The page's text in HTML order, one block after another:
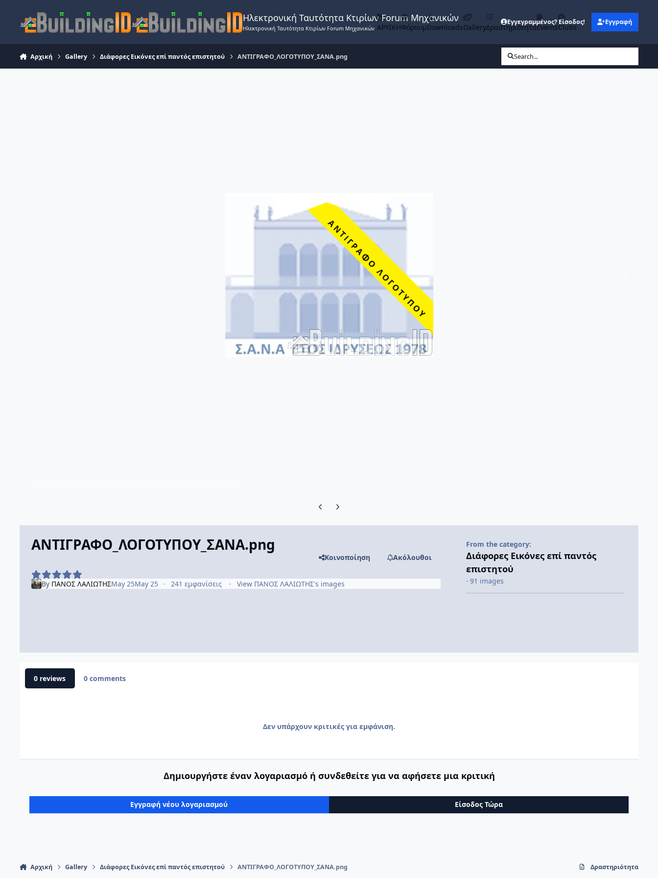
Ηλεκτρονική Ταυτότητα Κτιρίων Forum Μηχανικών
Ηλεκτρονική Ταυτότητα Κτιρίων Forum Μηχανικών ΑΡΧΙΚΗΦόρουμDownloadsGalleryΔραστηριότηταEventsClubs
Εγγεγραμμένος? Είσοδος! Εγγραφή
Αρχική Gallery Διάφορες Εικόνες επί παντός επιστητού ΑΝΤΙΓΡΑΦΟ_ΛΟΓΟΤΥΠΟΥ_ΣΑΝΑ.png Search...
Previous carousel slide
Next carousel slide
ΑΝΤΙΓΡΑΦΟ_ΛΟΓΟΤΥΠΟΥ_ΣΑΝΑ.png
Κοινοποίηση Ακόλουθοι
By ΠΑΝΟΣ ΛΑΛΙΩΤΗΣMay 25May 25 241 εμφανίσεις View ΠΑΝΟΣ ΛΑΛΙΩΤΗΣ's images
From the category:
Διάφορες Εικόνες επί παντός
επιστητού
· 91 images
0 reviews 0 comments
Δεν υπάρχουν κριτικές για εμφάνιση.
Δημιουργήστε έναν λογαριασμό ή συνδεθείτε για να αφήσετε μια κριτική
Εγγραφή νέου λογαριασμού Είσοδος Τώρα
Αρχική Gallery Διάφορες Εικόνες επί παντός επιστητού ΑΝΤΙΓΡΑΦΟ_ΛΟΓΟΤΥΠΟΥ_ΣΑΝΑ.png Δραστηριότητα